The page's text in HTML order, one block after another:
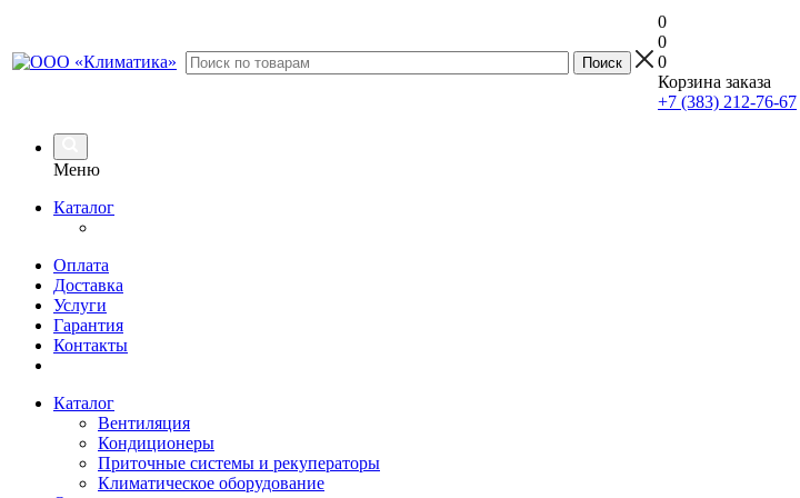
0
0
0
Корзина заказа
+7 (383) 212-76-67
Меню
Каталог
Оплата
Доставка
Услуги
Гарантия
Контакты
Каталог
Вентиляция
Кондиционеры
Приточные системы и рекуператоры
Климатическое оборудование